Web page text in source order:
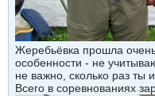
Жеребьёвка прошла
особенности - не
не важно, сколько раз ты
Всего в соревнованиях